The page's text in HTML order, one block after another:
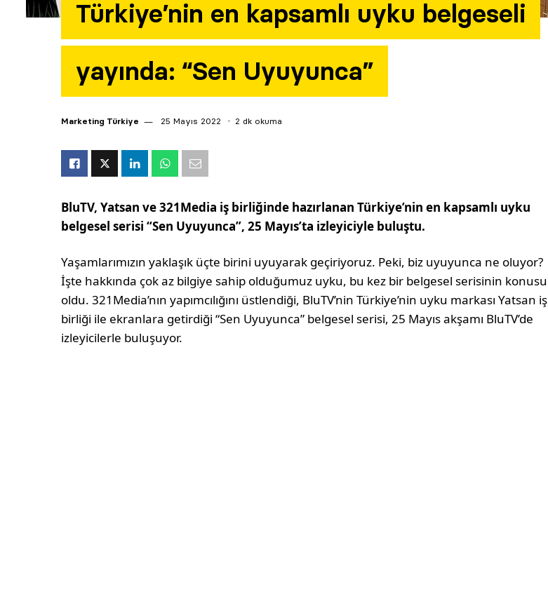
Türkiye’nin en kapsamlı uyku belgeseli
yayında: “Sen Uyuyunca”
Marketing Türkiye 25 Mayıs 2022 2 dk okuma
BluTV, Yatsan ve 321Media iş birliğinde hazırlanan Türkiye’nin en kapsamlı uyku
belgesel serisi “Sen Uyuyunca”, 25 Mayıs’ta izleyiciyle buluştu.
Yaşamlarımızın yaklaşık üçte birini uyuyarak geçiriyoruz. Peki, biz uyuyunca ne oluyor?
İşte hakkında çok az bilgiye sahip olduğumuz uyku, bu kez bir belgesel serisinin konusu
oldu. 321Media’nın yapımcılığını üstlendiği, BluTV’nin Türkiye’nin uyku markası Yatsan iş
birliği ile ekranlara getirdiği “Sen Uyuyunca” belgesel serisi, 25 Mayıs akşamı BluTV’de
izleyicilerle buluşuyor.